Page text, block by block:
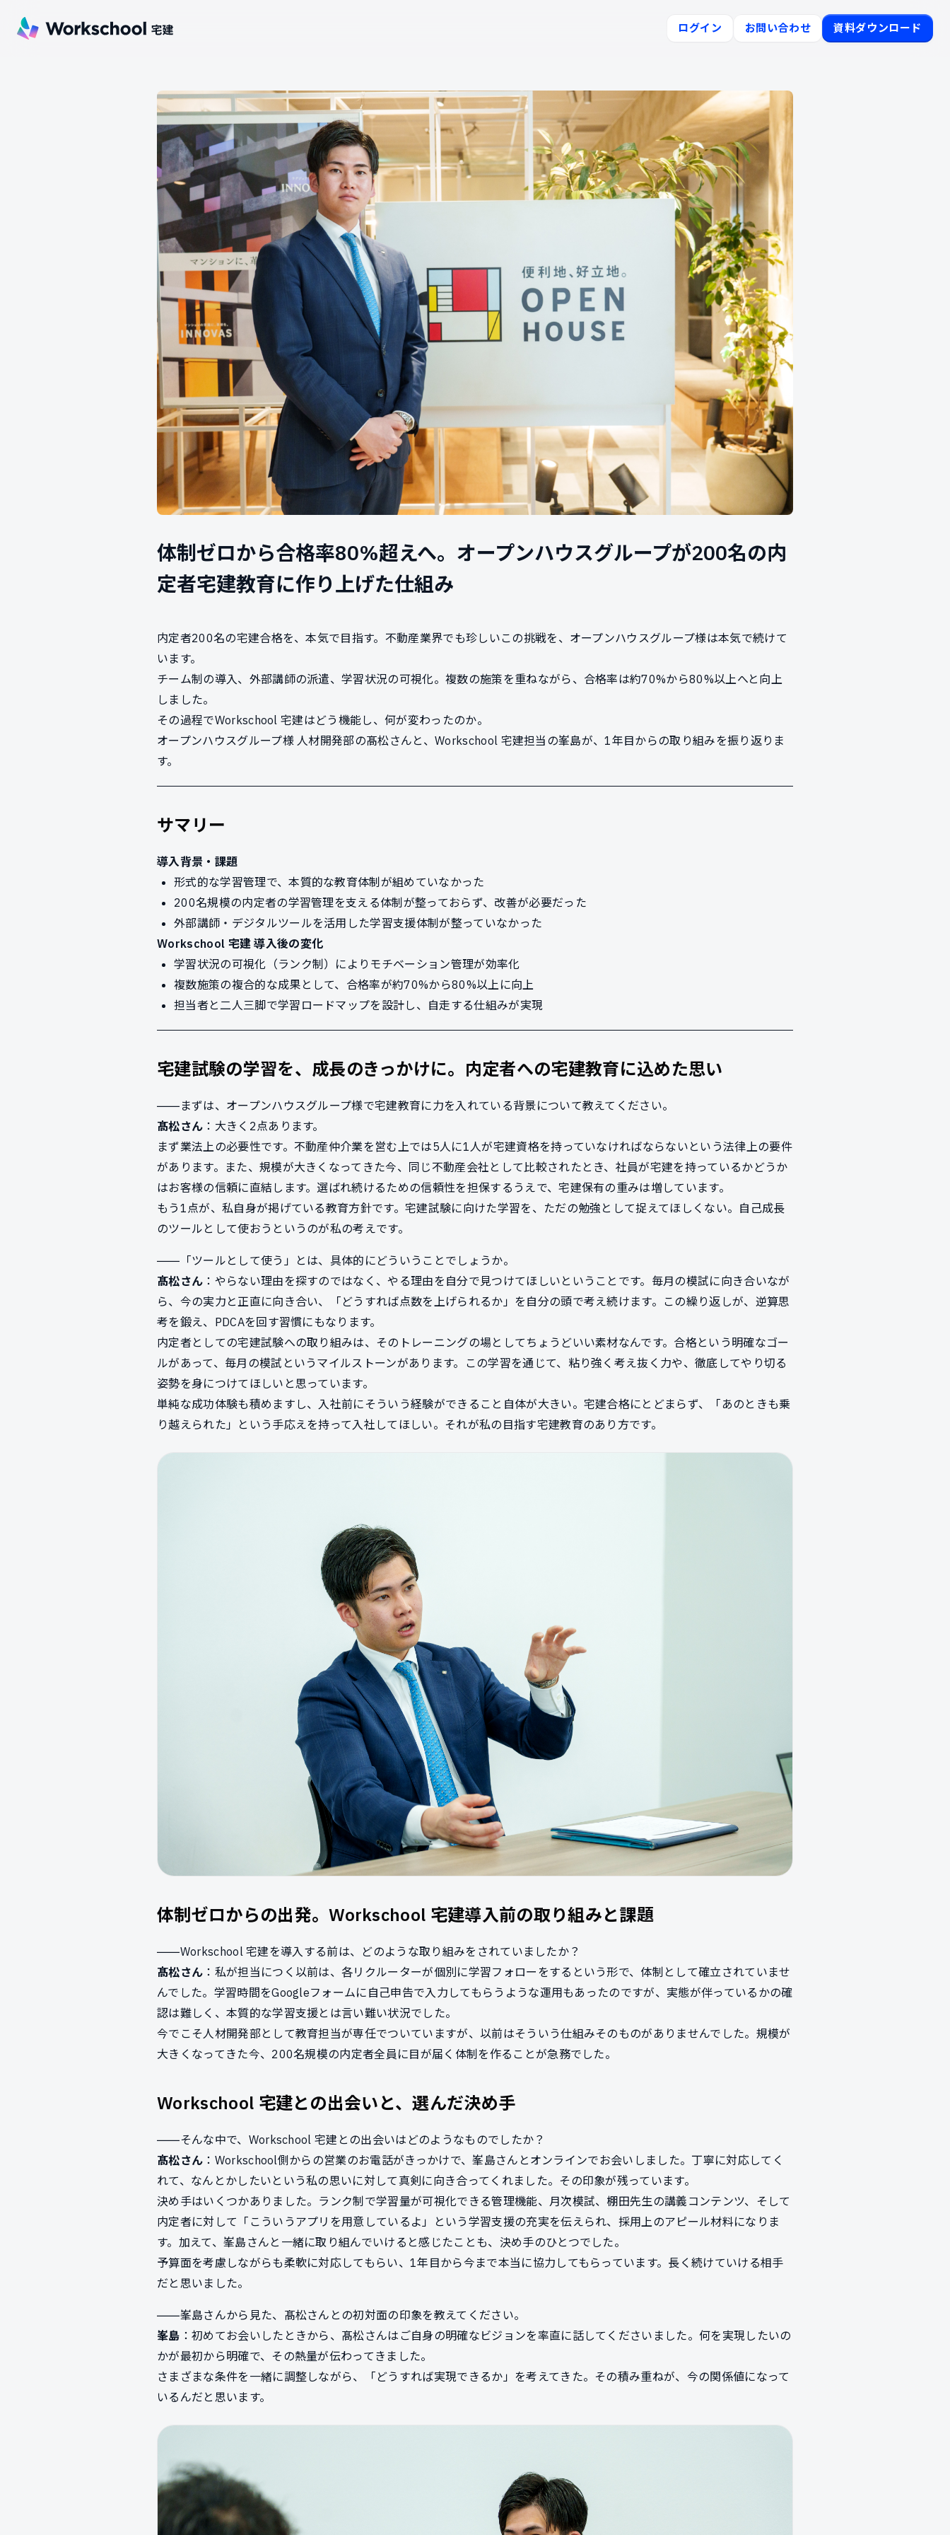
ログイン お問い合わせ 資料ダウンロード
体制ゼロから合格率80%超えへ。オープンハウスグループが200名の内
定者宅建教育に作り上げた仕組み
内定者200名の宅建合格を、本気で目指す。不動産業界でも珍しいこの挑戦を、オープンハウスグループ様は本気で続けて
います。
チーム制の導入、外部講師の派遣、学習状況の可視化。複数の施策を重ねながら、合格率は約70%から80%以上へと向上
しました。
その過程でWorkschool 宅建はどう機能し、何が変わったのか。
オープンハウスグループ様 人材開発部の髙松さんと、Workschool 宅建担当の峯島が、1年目からの取り組みを振り返りま
す。
サマリー
導入背景・課題
形式的な学習管理で、本質的な教育体制が組めていなかった
200名規模の内定者の学習管理を支える体制が整っておらず、改善が必要だった
外部講師・デジタルツールを活用した学習支援体制が整っていなかった
Workschool 宅建 導入後の変化
学習状況の可視化（ランク制）によりモチベーション管理が効率化
複数施策の複合的な成果として、合格率が約70%から80%以上に向上
担当者と二人三脚で学習ロードマップを設計し、自走する仕組みが実現
宅建試験の学習を、成長のきっかけに。内定者への宅建教育に込めた思い
――まずは、オープンハウスグループ様で宅建教育に力を入れている背景について教えてください。
髙松さん ：大きく2点あります。
まず業法上の必要性です。不動産仲介業を営む上では5人に1人が宅建資格を持っていなければならないという法律上の要件
があります。また、規模が大きくなってきた今、同じ不動産会社として比較されたとき、社員が宅建を持っているかどうか
はお客様の信頼に直結します。選ばれ続けるための信頼性を担保するうえで、宅建保有の重みは増しています。
もう1点が、私自身が掲げている教育方針です。宅建試験に向けた学習を、ただの勉強として捉えてほしくない。自己成長
のツールとして使おうというのが私の考えです。
――「ツールとして使う」とは、具体的にどういうことでしょうか。
髙松さん ：やらない理由を探すのではなく、やる理由を自分で見つけてほしいということです。毎月の模試に向き合いなが
ら、今の実力と正直に向き合い、「どうすれば点数を上げられるか」を自分の頭で考え続けます。この繰り返しが、逆算思
考を鍛え、PDCAを回す習慣にもなります。
内定者としての宅建試験への取り組みは、そのトレーニングの場としてちょうどいい素材なんです。合格という明確なゴー
ルがあって、毎月の模試というマイルストーンがあります。この学習を通じて、粘り強く考え抜く力や、徹底してやり切る
姿勢を身につけてほしいと思っています。
単純な成功体験も積めますし、入社前にそういう経験ができること自体が大きい。宅建合格にとどまらず、「あのときも乗
り越えられた」という手応えを持って入社してほしい。それが私の目指す宅建教育のあり方です。
体制ゼロからの出発。Workschool 宅建導入前の取り組みと課題
――Workschool 宅建を導入する前は、どのような取り組みをされていましたか？
髙松さん ：私が担当につく以前は、各リクルーターが個別に学習フォローをするという形で、体制として確立されていませ
んでした。学習時間をGoogleフォームに自己申告で入力してもらうような運用もあったのですが、実態が伴っているかの確
認は難しく、本質的な学習支援とは言い難い状況でした。
今でこそ人材開発部として教育担当が専任でついていますが、以前はそういう仕組みそのものがありませんでした。規模が
大きくなってきた今、200名規模の内定者全員に目が届く体制を作ることが急務でした。
Workschool 宅建との出会いと、選んだ決め手
――そんな中で、Workschool 宅建との出会いはどのようなものでしたか？
髙松さん ：Workschool側からの営業のお電話がきっかけで、峯島さんとオンラインでお会いしました。丁寧に対応してく
れて、なんとかしたいという私の思いに対して真剣に向き合ってくれました。その印象が残っています。
決め手はいくつかありました。ランク制で学習量が可視化できる管理機能、月次模試、棚田先生の講義コンテンツ、そして
内定者に対して「こういうアプリを用意しているよ」という学習支援の充実を伝えられ、採用上のアピール材料になりま
す。加えて、峯島さんと一緒に取り組んでいけると感じたことも、決め手のひとつでした。
予算面を考慮しながらも柔軟に対応してもらい、1年目から今まで本当に協力してもらっています。長く続けていける相手
だと思いました。
――峯島さんから見た、髙松さんとの初対面の印象を教えてください。
峯島 ：初めてお会いしたときから、髙松さんはご自身の明確なビジョンを率直に話してくださいました。何を実現したいの
かが最初から明確で、その熱量が伝わってきました。
さまざまな条件を一緒に調整しながら、「どうすれば実現できるか」を考えてきた。その積み重ねが、今の関係値になって
いるんだと思います。